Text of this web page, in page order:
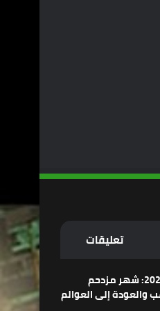
تعليقات
ألعاب أغسطس 2026: شهر مزدحم
والعودة إلى العوالم